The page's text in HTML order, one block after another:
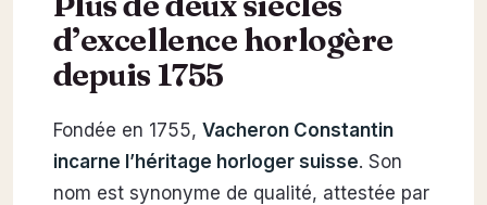
d’excellence horlogère
depuis 1755
Fondée en 1755, Vacheron Constantin
incarne l’héritage horloger suisse. Son
nom est synonyme de qualité, attestée par